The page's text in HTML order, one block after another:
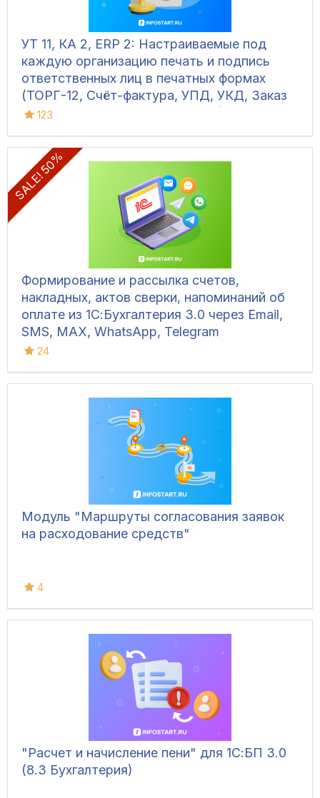
УТ 11, КА 2, ERP 2: Настраиваемые под
каждую организацию печать и подпись
ответственных лиц в печатных формах
(ТОРГ-12, Счёт-фактура, УПД, УКД, Заказ
клиента, Акт сверки, М-15 и др.)
123
SALE! 50%
Формирование и рассылка счетов,
накладных, актов сверки, напоминаний об
оплате из 1С:Бухгалтерия 3.0 через Email,
SMS, MAX, WhatsApp, Telegram
24
Модуль "Маршруты согласования заявок
на расходование средств"
4
"Расчет и начисление пени" для 1С:БП 3.0
(8.3 Бухгалтерия)